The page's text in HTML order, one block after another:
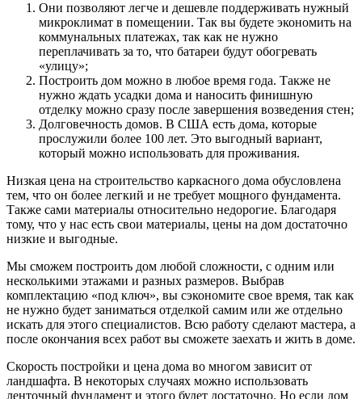
Они позволяют легче и дешевле поддерживать нужный
микроклимат в помещении. Так вы будете экономить на
коммунальных платежах, так как не нужно
переплачивать за то, что батареи будут обогревать
«улицу»;
Построить дом можно в любое время года. Также не
нужно ждать усадки дома и наносить финишную
отделку можно сразу после завершения возведения стен;
Долговечность домов. В США есть дома, которые
прослужили более 100 лет. Это выгодный вариант,
который можно использовать для проживания.
Низкая цена на строительство каркасного дома обусловлена
тем, что он более легкий и не требует мощного фундамента.
Также сами материалы относительно недорогие. Благодаря
тому, что у нас есть свои материалы, цены на дом достаточно
низкие и выгодные.
Мы сможем построить дом любой сложности, с одним или
несколькими этажами и разных размеров. Выбрав
комплектацию «под ключ», вы сэкономите свое время, так как
не нужно будет заниматься отделкой самим или же отдельно
искать для этого специалистов. Всю работу сделают мастера, а
после окончания всех работ вы сможете заехать и жить в доме.
Скорость постройки и цена дома во многом зависит от
ландшафта. В некоторых случаях можно использовать
ленточный фундамент и этого будет достаточно. Но если дом